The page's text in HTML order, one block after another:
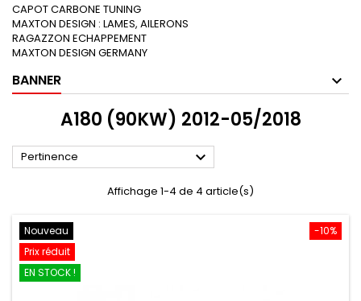
CAPOT CARBONE TUNING
MAXTON DESIGN : LAMES, AILERONS
RAGAZZON ECHAPPEMENT
MAXTON DESIGN GERMANY
BANNER
A180 (90KW) 2012-05/2018
Pertinence 
Affichage 1-4 de 4 article(s)
-10%
Nouveau
Prix réduit
EN STOCK !